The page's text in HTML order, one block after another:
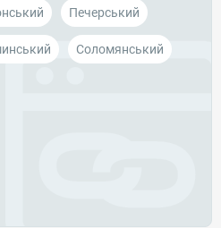
Печерський
Соломянський